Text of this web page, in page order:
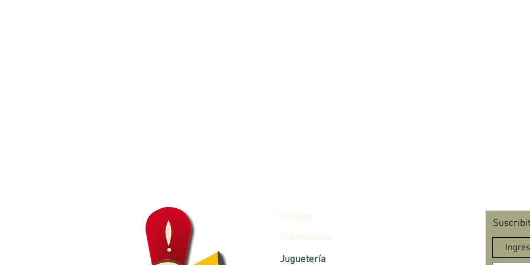
Tiendas
Franquicias
Juguetería